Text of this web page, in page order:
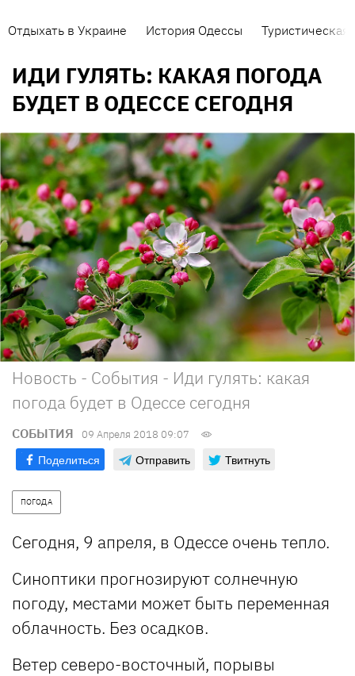
Отдыхать в Украине История Одессы Туристическая
ИДИ ГУЛЯТЬ: КАКАЯ ПОГОДА
БУДЕТ В ОДЕССЕ СЕГОДНЯ
Новость - События - Иди гулять: какая
погода будет в Одессе сегодня
СОБЫТИЯ 09 Апреля 2018 09:07
Поделиться Отправить Твитнуть
ПОГОДА
Сегодня, 9 апреля, в Одессе очень тепло.
Синоптики прогнозируют солнечную
погоду, местами может быть переменная
облачность. Без осадков.
Ветер северо-восточный, порывы